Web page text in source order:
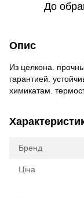
До
Опис
Из целкона.
гарантией.
химикатам.
Бренд
Ціна